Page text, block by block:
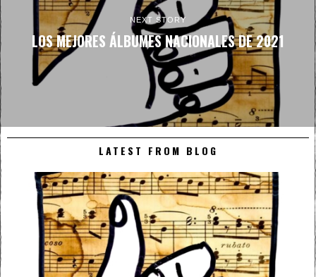
NEXT STORY
LOS MEJORES ÁLBUMES NACIONALES DE 2021
LATEST FROM BLOG